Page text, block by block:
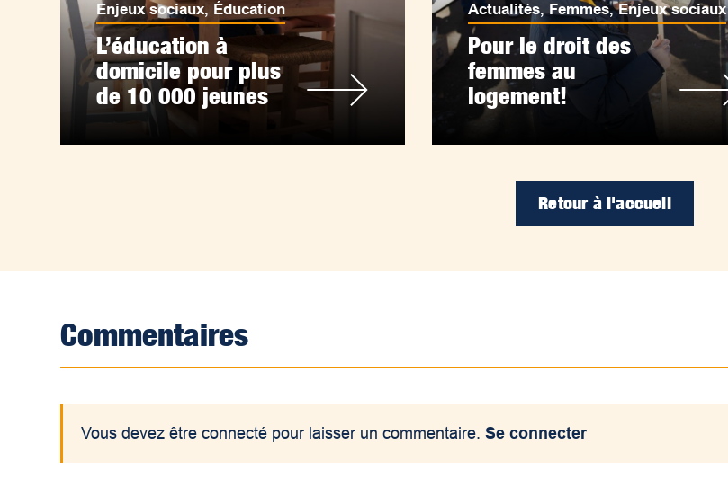
Enjeux sociaux, Éducation
L’éducation à
domicile pour plus
de 10 000 jeunes
Actualités,Femmes,Enjeux sociaux
Pour le droit des
femmes au
logement!
Retour à l'accueil
Commentaires
Vous devez être connecté pour laisser un commentaire.Se connecter